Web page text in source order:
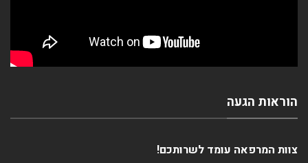
הוראות הגעה
צוות המרפאה עומד לשרותכם!